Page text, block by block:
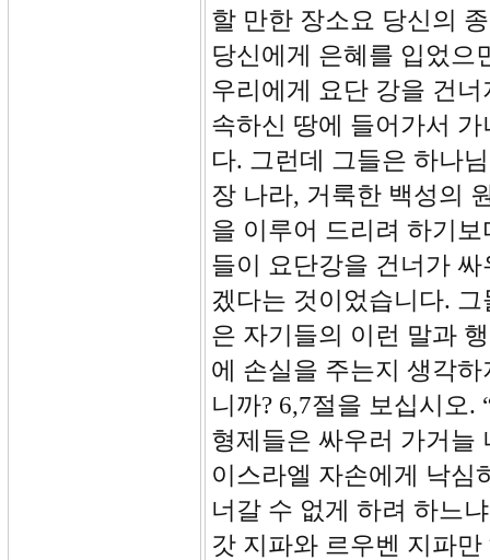
할 만한 장소요 당신의
당신에게 은혜를 입었으
우리에게 요단 강을 건
속하신 땅에 들어가서
다. 그런데 그들은 하나
장 나라, 거룩한 백성의
을 이루어 드리려 하기
들이 요단강을 건너가
겠다는 것이었습니다.
은 자기들의 이런 말과
에 손실을 주는지 생각
니까? 6,7절을 보십시오
형제들은 싸우러 가거늘
이스라엘 자손에게 낙심
너갈 수 없게 하려 하느
갓 지파와 르우벤 지파